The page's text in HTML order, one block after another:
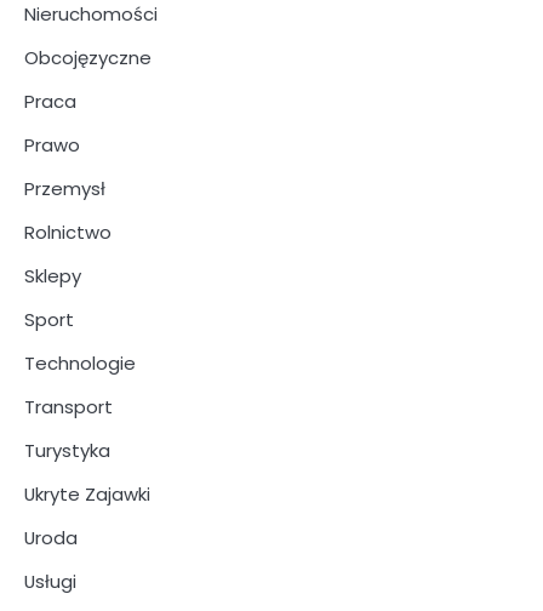
Nieruchomości
Obcojęzyczne
Praca
Prawo
Przemysł
Rolnictwo
Sklepy
Sport
Technologie
Transport
Turystyka
Ukryte Zajawki
Uroda
Usługi